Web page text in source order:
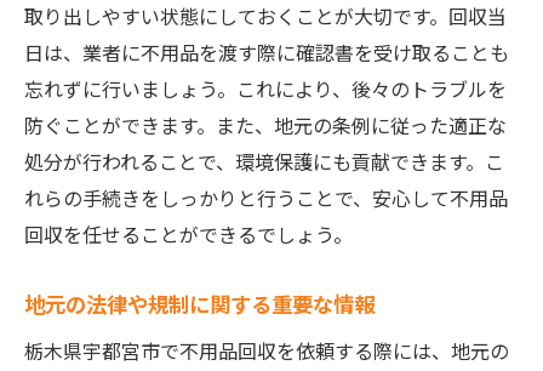
過去の実績と評判を確認する
業者とのコミュニケーションの取り方
トラブルを避けるための事前確認事項
見積もりを依頼する際の注意点とコツ
正確な見積もりを得るための準備
複数業者からの見積もりを比較検討
見積もりの妥当性を判断するポイント
見積もり依頼時に確認すべき質問
取り出しやすい状態にしておくことが大切です。回収当
日は、業者に不用品を渡す際に確認書を受け取ることも
忘れずに行いましょう。これにより、後々のトラブルを
防ぐことができます。また、地元の条例に従った適正な
処分が行われることで、環境保護にも貢献できます。こ
れらの手続きをしっかりと行うことで、安心して不用品
回収を任せることができるでしょう。
地元の法律や規制に関する重要な情報
栃木県宇都宮市で不用品回収を依頼する際には、地元の